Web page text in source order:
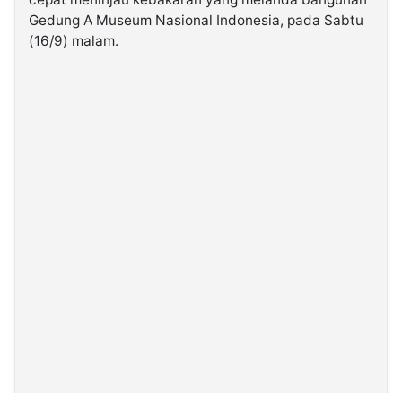
Gedung A Museum Nasional Indonesia, pada Sabtu
(16/9) malam.